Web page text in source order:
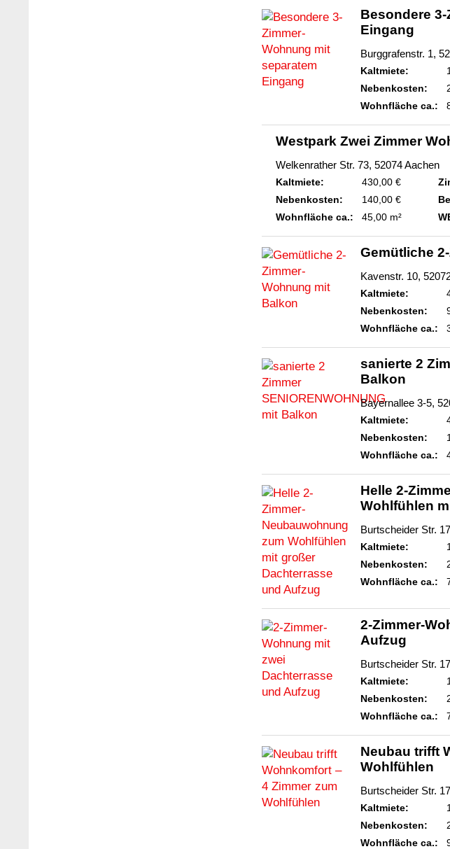
Besondere
Eingang
Burggrafenstr. 1,
Kaltmiete:
Nebenkosten:
Wohnfläche ca.:
Westpark Zwei Zimmer
Welkenrather Str. 73, 52074 Aachen
Kaltmiete:
430,00 €
Nebenkosten:
140,00 €
Wohnfläche ca.:
45,00 m²
Gemütliche
Kavenstr. 10,
Kaltmiete:
Nebenkosten:
Wohnfläche ca.:
sanierte 2
Balkon
Bayernallee 3-5,
Kaltmiete:
Nebenkosten:
Wohnfläche ca.:
Helle 2-
Wohlfühlen
Burtscheider Str.
Kaltmiete:
Nebenkosten:
Wohnfläche ca.:
2-Zimmer-
Aufzug
Burtscheider Str.
Kaltmiete:
Nebenkosten:
Wohnfläche ca.:
Neubau trifft
Wohlfühlen
Burtscheider Str.
Kaltmiete:
Nebenkosten:
Wohnfläche ca.: